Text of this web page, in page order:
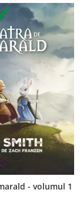
- volumul 1